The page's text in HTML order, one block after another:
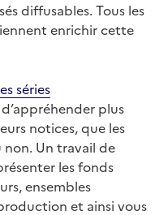
diffusables. Tous les
enrichir cette
séries
plus
notices, que les
Un travail de
les fonds
ensembles
et ainsi vous